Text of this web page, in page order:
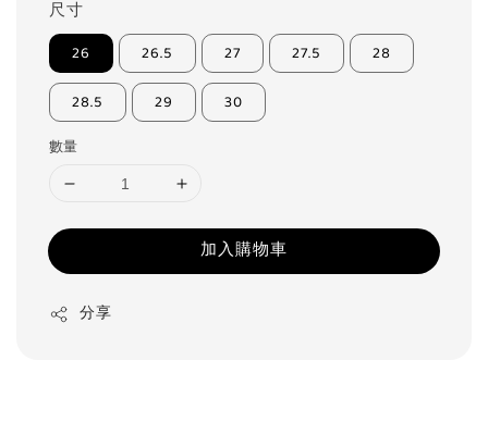
尺寸
26 26.5 27 27.5 28
28.5 29 30
數量
加入購物車
分享